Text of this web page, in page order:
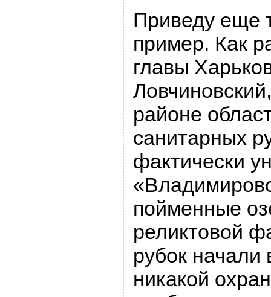
Приведу еще
пример. Как
главы
районе
санитарных
фактически
пойменные
реликтовой
рубок начали
никакой